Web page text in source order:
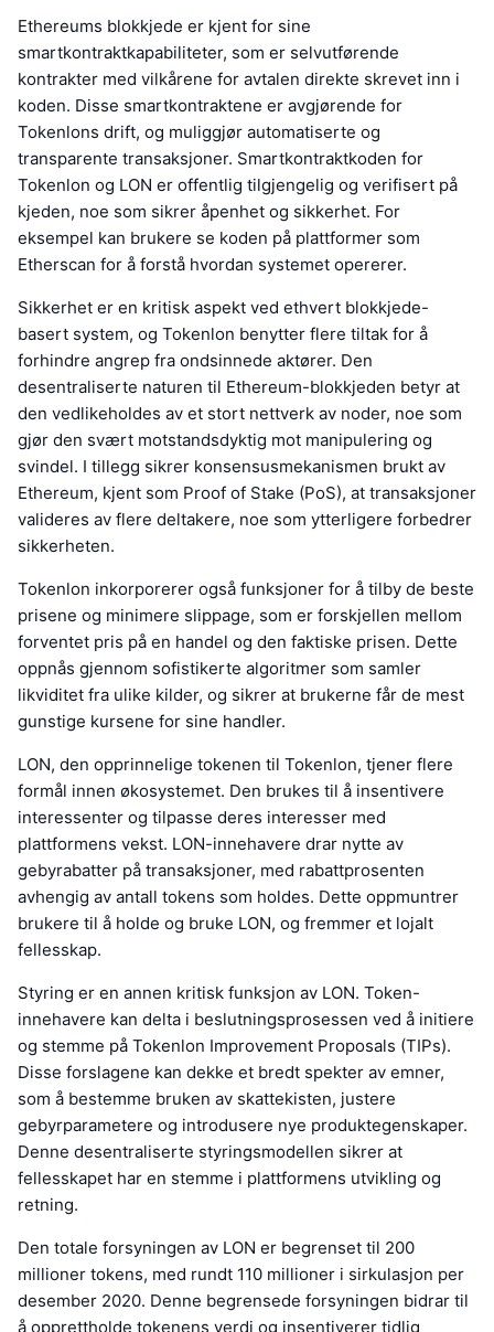
Ethereums blokkjede er kjent for sine
smartkontraktkapabiliteter, som er selvutførende
kontrakter med vilkårene for avtalen direkte skrevet inn i
koden. Disse smartkontraktene er avgjørende for
Tokenlons drift, og muliggjør automatiserte og
transparente transaksjoner. Smartkontraktkoden for
Tokenlon og LON er offentlig tilgjengelig og verifisert på
kjeden, noe som sikrer åpenhet og sikkerhet. For
eksempel kan brukere se koden på plattformer som
Etherscan for å forstå hvordan systemet opererer.
Sikkerhet er en kritisk aspekt ved ethvert blokkjede-
basert system, og Tokenlon benytter flere tiltak for å
forhindre angrep fra ondsinnede aktører. Den
desentraliserte naturen til Ethereum-blokkjeden betyr at
den vedlikeholdes av et stort nettverk av noder, noe som
gjør den svært motstandsdyktig mot manipulering og
svindel. I tillegg sikrer konsensusmekanismen brukt av
Ethereum, kjent som Proof of Stake (PoS), at transaksjoner
valideres av flere deltakere, noe som ytterligere forbedrer
sikkerheten.
Tokenlon inkorporerer også funksjoner for å tilby de beste
prisene og minimere slippage, som er forskjellen mellom
forventet pris på en handel og den faktiske prisen. Dette
oppnås gjennom sofistikerte algoritmer som samler
likviditet fra ulike kilder, og sikrer at brukerne får de mest
gunstige kursene for sine handler.
LON, den opprinnelige tokenen til Tokenlon, tjener flere
formål innen økosystemet. Den brukes til å insentivere
interessenter og tilpasse deres interesser med
plattformens vekst. LON-innehavere drar nytte av
gebyrabatter på transaksjoner, med rabattprosenten
avhengig av antall tokens som holdes. Dette oppmuntrer
brukere til å holde og bruke LON, og fremmer et lojalt
fellesskap.
Styring er en annen kritisk funksjon av LON. Token-
innehavere kan delta i beslutningsprosessen ved å initiere
og stemme på Tokenlon Improvement Proposals (TIPs).
Disse forslagene kan dekke et bredt spekter av emner,
som å bestemme bruken av skattekisten, justere
gebyrparametere og introdusere nye produktegenskaper.
Denne desentraliserte styringsmodellen sikrer at
fellesskapet har en stemme i plattformens utvikling og
retning.
Den totale forsyningen av LON er begrenset til 200
millioner tokens, med rundt 110 millioner i sirkulasjon per
desember 2020. Denne begrensede forsyningen bidrar til
å opprettholde tokenens verdi og insentiverer tidlig